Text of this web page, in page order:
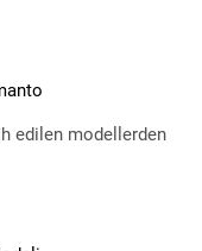
edilen modellerden